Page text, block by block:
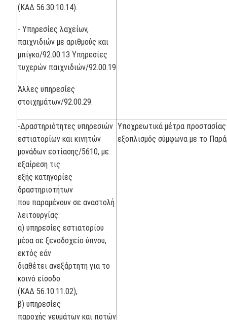
(ΚΑΔ 56.30.10.14).
- Υπηρεσίες λαχείων,
παιχνιδιών με αριθμούς και
μπίγκο/92.00.13 Υπηρεσίες
τυχερών παιχνιδιών/92.00.19
Άλλες υπηρεσίες
στοιχημάτων/92.00.29.
-Δραστηριότητες υπηρεσιών
εστιατορίων και κινητών
μονάδων εστίασης/5610, με
εξαίρεση τις
εξής κατηγορίες
δραστηριοτήτων
που παραμένουν σε αναστολή
λειτουργίας:
α) υπηρεσίες εστιατορίου
μέσα σε ξενοδοχείο ύπνου,
εκτός εάν
διαθέτει ανεξάρτητη για το
κοινό είσοδο
(ΚΑΔ 56.10.11.02),
β) υπηρεσίες
παροχής γευμάτων και ποτών
Υποχρεωτικά μέτρα
εξοπλισμός σύμφωνα με το